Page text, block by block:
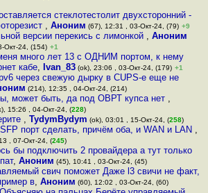
стеклотестолит двухсторонний -
,Аноним (67), 12:31 , 03-Окт-24, (79) +9
версии перекись с лимонкой , Аноним
Окт-24, (154) +1
много лет 13 с ОДНИМ портом, к нему
кабе, Ivan_83 (ok), 23:06 , 03-Окт-24, (179) +1
через свежую дырку в CUPS-e еще не
(214), 12:35 , 04-Окт-24, (214)
может быть, да под ОВРТ купса нет ,
15:26 , 04-Окт-24, (228)
,TydymBydym (ok), 03:01 , 15-Окт-24, (258)
порт сделать, причём оба, и WAN и LAN ,
, 07-Окт-24, (245)
бы подключить 2 провайдера а тут только
, Аноним (45), 10:41 , 03-Окт-24, (45)
свич поможет Даже l3 свичи не факт,
в,Аноним (60), 12:02 , 03-Окт-24, (60)